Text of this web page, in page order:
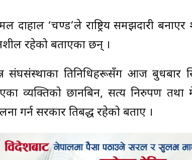
दाहाल ‘प्रचण्ड’ले राष्ट्रिय समझदारी बनाएर
रहेको बताएका छन् ।
संघसंस्थाका प्रतिनिधिहरूसँग आज बुधबार
पारिएका व्यक्तिको छानबिन, सत्य निरुपण
गर्न सरकार प्रतिबद्ध रहेको बताए ।